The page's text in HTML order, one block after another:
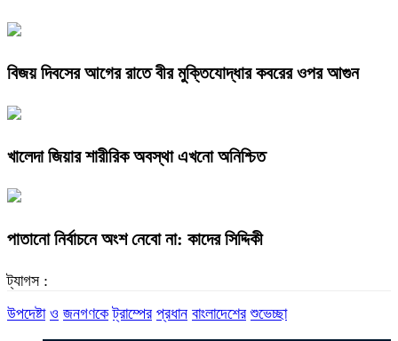
বিজয় দিবসের আগের রাতে বীর মুক্তিযোদ্ধার কবরের ওপর আগুন
খালেদা জিয়ার শারীরিক অবস্থা এখনো অনিশ্চিত
পাতানো নির্বাচনে অংশ নেবো না: কাদের সিদ্দিকী
ট্যাগস :
উপদেষ্টা ও জনগণকে ট্রাম্পের প্রধান বাংলাদেশের শুভেচ্ছা